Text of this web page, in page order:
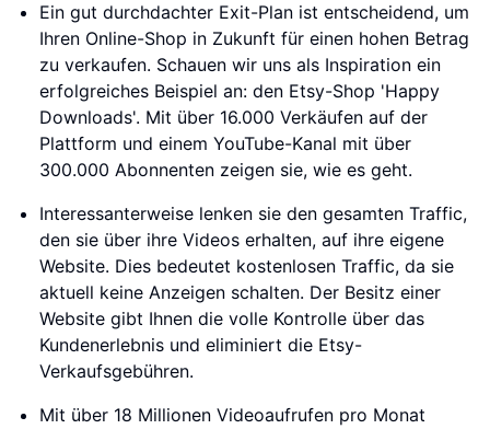
Ein gut durchdachter Exit-Plan ist entscheidend, um
Ihren Online-Shop in Zukunft für einen hohen Betrag
zu verkaufen. Schauen wir uns als Inspiration ein
erfolgreiches Beispiel an: den Etsy-Shop 'Happy
Downloads'. Mit über 16.000 Verkäufen auf der
Plattform und einem YouTube-Kanal mit über
300.000 Abonnenten zeigen sie, wie es geht.
Interessanterweise lenken sie den gesamten Traffic,
den sie über ihre Videos erhalten, auf ihre eigene
Website. Dies bedeutet kostenlosen Traffic, da sie
aktuell keine Anzeigen schalten. Der Besitz einer
Website gibt Ihnen die volle Kontrolle über das
Kundenerlebnis und eliminiert die Etsy-
Verkaufsgebühren.
Mit über 18 Millionen Videoaufrufen pro Monat